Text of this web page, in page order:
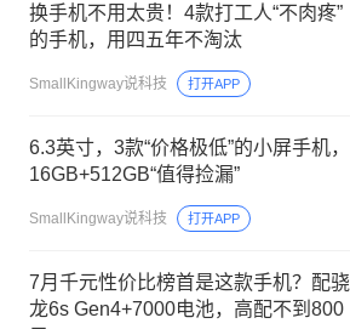
换手机不用太贵！4款打工人“不肉疼”
的手机，用四五年不淘汰
SmallKingway说科技 打开APP
6.3英寸，3款“价格极低”的小屏手机，
16GB+512GB“值得捡漏”
SmallKingway说科技 打开APP
7月千元性价比榜首是这款手机？配骁
龙6s Gen4+7000电池，高配不到800